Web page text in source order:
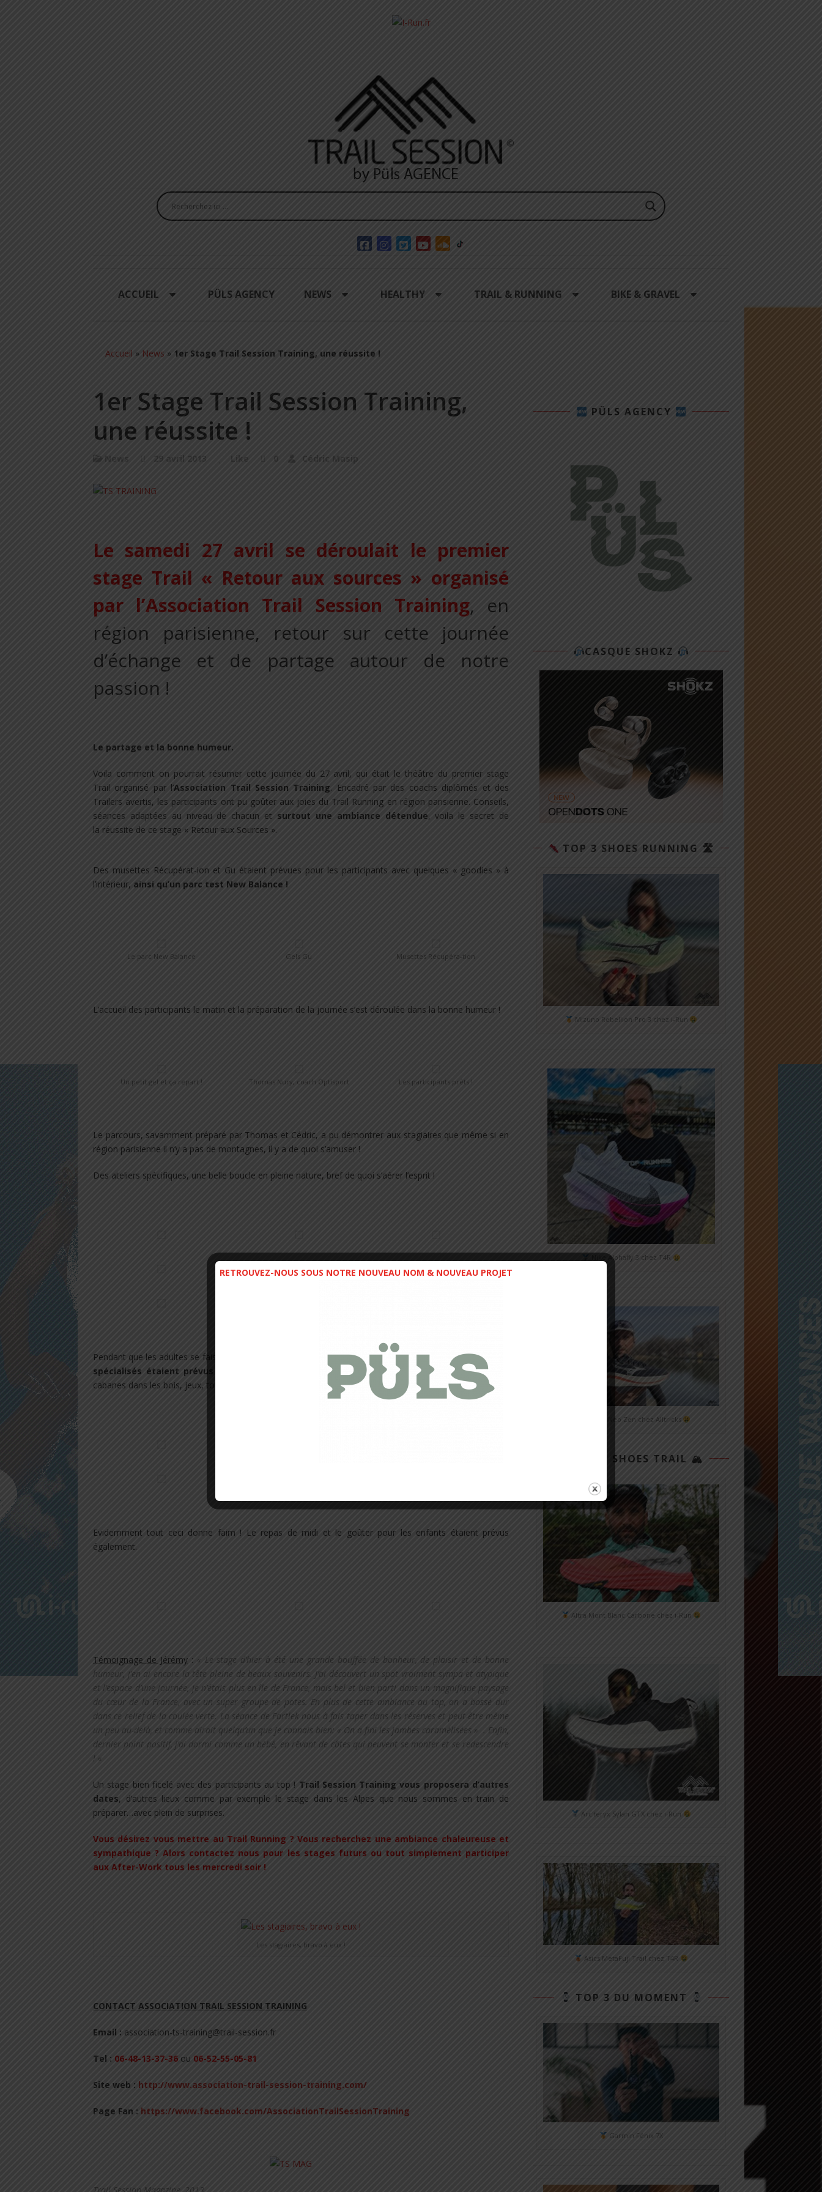
ACCUEIL PÜLS AGENCY NEWS HEALTHY TRAIL & RUNNING BIKE & GRAVEL
Accueil » News » 1er Stage Trail Session Training, une réussite !
1er Stage Trail Session Training,
une réussite !
News 29 avril 2013 Like 0 Cédric Masip
Le samedi 27 avril se déroulait le premier
stage Trail « Retour aux sources » organisé
par l’Association Trail Session Training, en
région parisienne, retour sur cette journée
d’échange et de partage autour de notre
passion !
Le partage et la bonne humeur.
Voila comment on pourrait résumer cette journée du 27 avril, qui était le théâtre du premier stage
Trail organisé par l’Association Trail Session Training. Encadré par des coachs diplômés et des
Trailers avertis, les participants ont pu goûter aux joies du Trail Running en région parisienne. Conseils,
séances adaptées au niveau de chacun et surtout une ambiance détendue, voila le secret de
la réussite de ce stage « Retour aux Sources ».
Des musettes Récupérat-ion et Gu étaient prévues pour les participants avec quelques « goodies » à
l’intérieur, ainsi qu’un parc test New Balance !
Le parc New Balance Gels Gu Musettes Récupéra-tion
L’accueil des participants le matin et la préparation de la journée s’est déroulée dans la bonne humeur !
Un petit gel et ça repart ! Thomas Nury, coach Optisport Les participants prêts !
Le parcours, savamment préparé par Thomas et Cédric, a pu démontrer aux stagiaires que même si en
région parisienne il n’y a pas de montagnes, il y a de quoi s’amuser !
Des ateliers spécifiques, une belle boucle en pleine nature, bref de quoi s’aérer l’esprit !
Pendant que les adultes se faisaient plaisir, les enfants n’étaient pas en reste ! En effet,
des encadrants
spécialisés étaient prévus pour organiser les activités de la « Kid Session » ! Maquillages,
cabanes dans les bois, jeux, tout était organisé de main de maître par Sabrina et Elodie !
Evidemment tout ceci donne faim ! Le repas de midi et le goûter pour les enfants étaient prévus
également.
Témoignage de Jérémy: « Le stage d’hier à été une grande bouffée de bonheur, de plaisir et de bonne
humeur, j’en ai encore la tête pleine de beaux souvenirs. J’ai découvert un spot vraiment sympa et atypique
et l’espace d’une journée, je n’étais plus en île de France, mais bel et bien parti dans un magnifique paysage
du cœur de la France, avec un super groupe de potes. En plus de cette ambiance au top, on a bossé dur
dans ce relief de la coulée verte. La séance de Fartlek nous à fais taper dans les réserves et peut-être même
un peu au-delà, et comme dirait quelqu’un que je connais bien: « On a fini les jambes caramélisées » . Enfin,
dernier point positif, j’ai dormi comme un bébé, en rêvant de côtes qui peuvent se monter et se redescendre
! «
Un stage bien ficelé avec des participants au top ! Trail Session Training vous proposera d’autres
dates, d’autres lieux comme par exemple le stage dans les Alpes que nous sommes en train de
préparer…avec plein de surprises.
Vous désirez vous mettre au Trail Running ? Vous recherchez une ambiance chaleureuse et
sympathique ? Alors contactez nous pour les stages futurs ou tout simplement participer
aux After-Work tous les mercredi soir !
Les stagiaires, bravo à eux !
CONTACT ASSOCIATION TRAIL SESSION TRAINING
Email : association-ts-training@trail-session.fr
Tel : 06-48-13-37-36 ou 06-52-55-05-81
Site web : http://www.association-trail-session-training.com/
Page Fan : https://www.facebook.com/AssociationTrailSessionTraining
PÜLS AGENCY
CASQUE SHOKZ
TOP 3 SHOES RUNNING 🛣
Mizuno Rebellion Pro 3 chez i-Run
Nike Alphafly 3 chez T4R
Mizuno Neo Zen chez Alltricks
TOP 3 SHOES TRAIL 🏔
Altra Mont Blanc Carbone chez i-Run
Arc'teryx Sylan GTX chez i-Run
Asics MetaFuji Trail chez T4R
TOP 3 DU MOMENT
Garmin Fénix 7X
RETROUVEZ-NOUS SOUS NOTRE NOUVEAU NOM & NOUVEAU PROJET